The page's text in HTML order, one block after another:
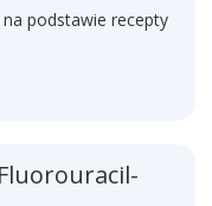
podstawie recepty